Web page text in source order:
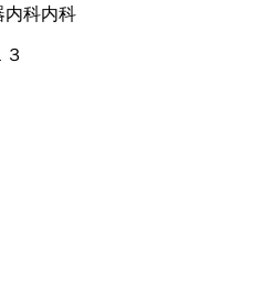
内科内科